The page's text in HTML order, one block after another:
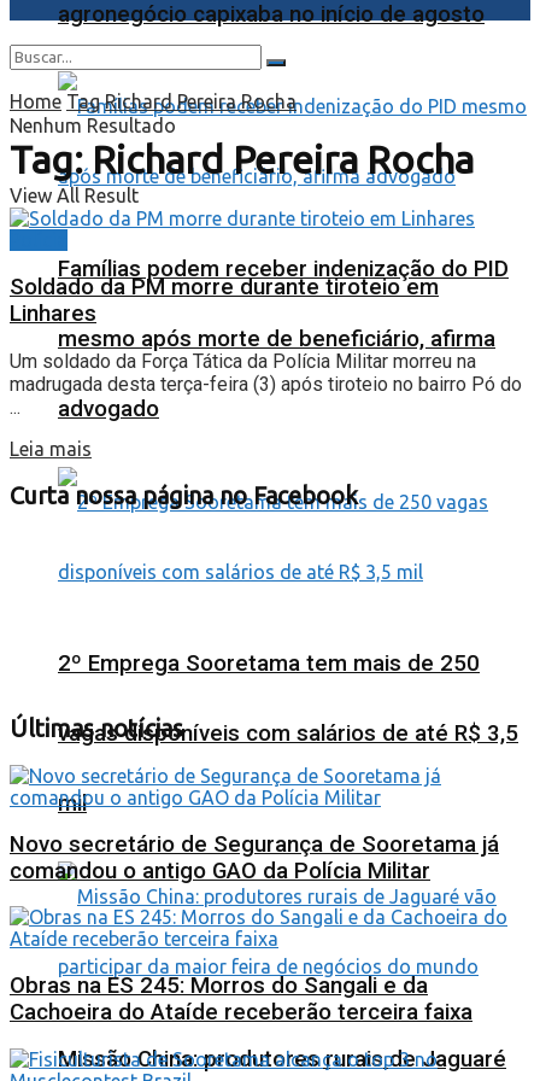
agronegócio capixaba no início de agosto
Famílias podem receber indenização do PID
mesmo após morte de beneficiário, afirma
advogado
2º Emprega Sooretama tem mais de 250
vagas disponíveis com salários de até R$ 3,5
mil
Missão China: produtores rurais de Jaguaré
Nenhum Resultado
View All Result
Home Tag Richard Pereira Rocha
Tag:Richard Pereira Rocha
Soldado da PM morre durante tiroteio em
Linhares
Um soldado da Força Tática da Polícia Militar morreu na
madrugada desta terça-feira (3) após tiroteio no bairro Pó do
...
Leia mais
Curta nossa página no Facebook
Últimas notícias
Novo secretário de Segurança de Sooretama já
comandou o antigo GAO da Polícia Militar
Obras na ES 245: Morros do Sangali e da
Cachoeira do Ataíde receberão terceira faixa